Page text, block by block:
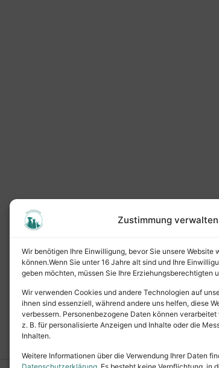
Zustimmung verwalten
Wir benötigen Ihre Einwilligung, bevor Sie unsere Website
können.Wenn Sie unter 16 Jahre alt sind und Ihre
geben möchten, müssen Sie Ihre Erziehungsberechtigten
Wir verwenden Cookies und andere Technologien auf
ihnen sind essenziell, während andere uns helfen, diese
verbessern. Personenbezogene Daten können verarbeitet
z. B. für personalisierte Anzeigen und Inhalte oder die
Inhalten.
Weitere Informationen über die Verwendung Ihrer Daten